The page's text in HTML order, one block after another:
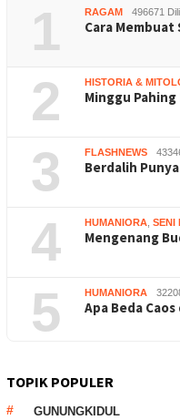
1 RAGAM 496671
Cara
2 HISTORIA &
Minggu
3 FLASHNEWS
Berdalih
4 HUMANIORA SENI
Mengenang
5 HUMANIORA
Apa Beda
TOPIK POPULER
GUNUNGKIDUL